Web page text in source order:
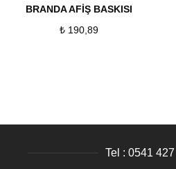
BRANDA AFİŞ BASKISI
₺190,89
Tel : 0541